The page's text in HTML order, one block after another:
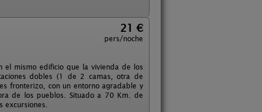
21 €
pers/noche
el mismo edificio que la vivienda de los
dobles (1 de 2 camas, otra de
fronterizo, con un entorno agradable y
de los pueblos. Situado a 70 Km. de
excursiones.